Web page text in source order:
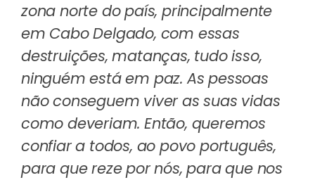
zona norte do país, principalmente
em Cabo Delgado, com essas
destruições, matanças, tudo isso,
ninguém está em paz. As pessoas
não conseguem viver as suas vidas
como deveriam. Então, queremos
confiar a todos, ao povo português,
para que reze por nós, para que nos